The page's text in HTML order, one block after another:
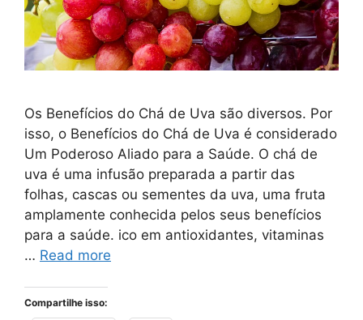
Os Benefícios do Chá de Uva são diversos. Por
isso, o Benefícios do Chá de Uva é considerado
Um Poderoso Aliado para a Saúde. O chá de
uva é uma infusão preparada a partir das
folhas, cascas ou sementes da uva, uma fruta
amplamente conhecida pelos seus benefícios
para a saúde. ico em antioxidantes, vitaminas
… Read more
Compartilhe isso: